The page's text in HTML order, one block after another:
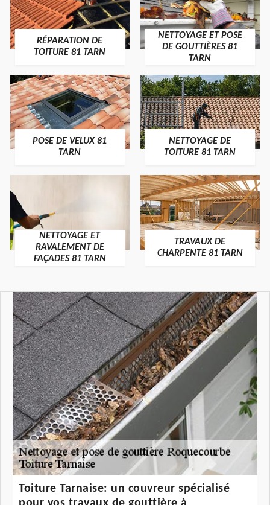
RÉPARATION DE
TOITURE 81 TARN
NETTOYAGE ET POSE
DE GOUTTIÈRES 81
TARN
POSE DE VELUX 81
TARN
NETTOYAGE DE
TOITURE 81 TARN
NETTOYAGE ET
RAVALEMENT DE
FAÇADES 81 TARN
TRAVAUX DE
CHARPENTE 81 TARN
Toiture Tarnaise: un couvreur spécialisé